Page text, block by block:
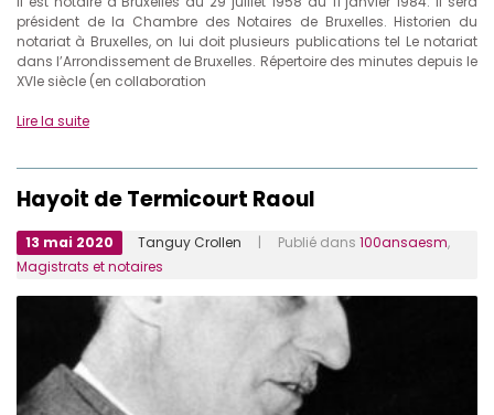
président de la Chambre des Notaires de Bruxelles. Historien du
notariat à Bruxelles, on lui doit plusieurs publications tel Le notariat
dans l’Arrondissement de Bruxelles. Répertoire des minutes depuis le
XVIe siècle (en collaboration
Lire la suite
Hayoit de Termicourt Raoul
13 mai 2020 Tanguy Crollen | Publié dans 100ansaesm,
Magistrats et notaires